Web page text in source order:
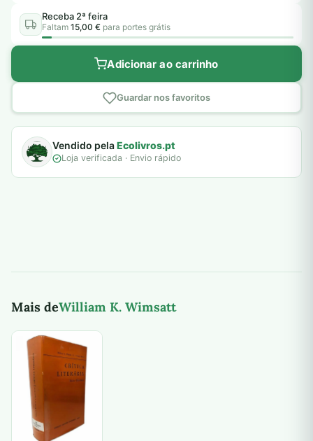
Receba 2ª feira
Faltam 15,00 € para portes grátis
Adicionar ao carrinho
Guardar nos favoritos
Vendido pelaEcolivros.pt
Loja verificada · Envio rápido
Mais deWilliam K. Wimsatt